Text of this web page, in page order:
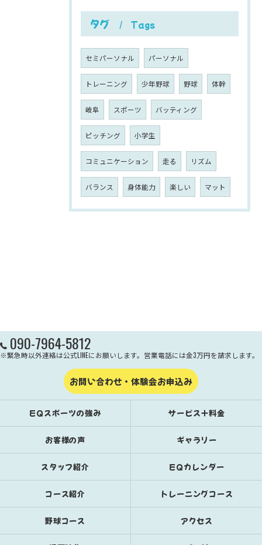
タグ Tags
セミパーソナル パーソナル
トレーニング 少年野球 野球 体幹
岐阜 スポーツ バッティング
ピッチング 小学生
コミュニケーション 走る リズム
バランス 身体能力 楽しい マット
090-7964-5812
※緊急時以外連絡は公式LINEにお願いします。営業電話には金3万円を請求します。
お問い合わせ・体験会お申込み
EQスポーツの強み サービス＋料金
お客様の声 ギャラリー
スタッフ紹介 EQカレンダー
コース紹介 トレーニングコース
野球コース アクセス